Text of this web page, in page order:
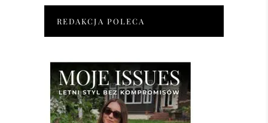
REDAKCJA POLECA